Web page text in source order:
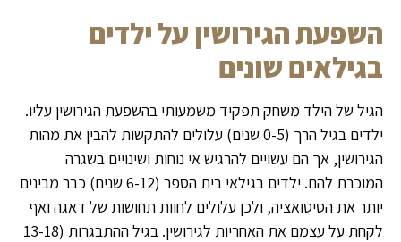
השפעת הגירושין על ילדים
בגילאים שונים
הגיל של הילד משחק תפקיד משמעותי בהשפעת הגירושין עליו.
ילדים בגיל הרך (0-5 שנים) עלולים להתקשות להבין את מהות
הגירושין, אך הם עשויים להרגיש אי נוחות ושינויים בשגרה
המוכרת להם. ילדים בגילאי בית הספר (6-12 שנים) כבר מבינים
יותר את הסיטואציה, ולכן עלולים לחוות תחושות של דאגה ואף
לקחת על עצמם את האחריות לגירושין. בגיל ההתבגרות (13-18